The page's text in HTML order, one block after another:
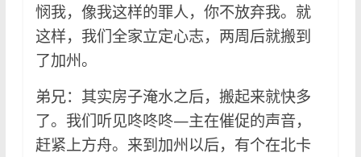
悯我，像我这样的罪人，你不放弃我。就
这样，我们全家立定心志，两周后就搬到
了加州。
弟兄：其实房子淹水之后，搬起来就快多
了。我们听见咚咚咚—主在催促的声音，
赶紧上方舟。来到加州以后，有个在北卡